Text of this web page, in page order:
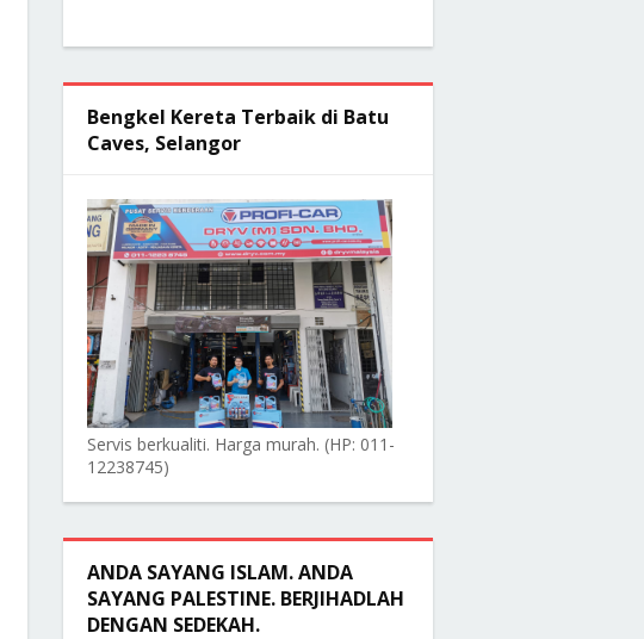
Bengkel Kereta Terbaik di Batu
Caves, Selangor
Servis berkualiti. Harga murah. (HP: 011-
12238745)
ANDA SAYANG ISLAM. ANDA
SAYANG PALESTINE. BERJIHADLAH
DENGAN SEDEKAH.